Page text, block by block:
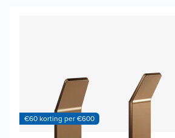
€60 korting per €600